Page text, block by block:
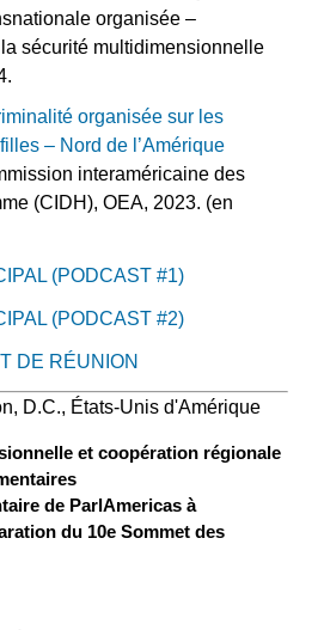
organisée –
sécurité multidimensionnelle
organisée sur les
– Nord de l’Amérique
interaméricaine des
(CIDH), OEA, 2023. (en
(PODCAST #1)
(PODCAST #2)
DE RÉUNION
D.C., États-Unis d'Amérique
et coopération régionale
de ParlAmericas à
du 10e Sommet des